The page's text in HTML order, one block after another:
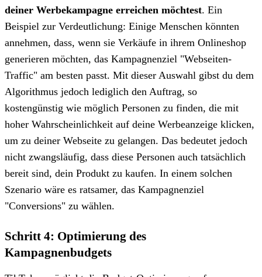
deiner Werbekampagne erreichen möchtest. Ein
Beispiel zur Verdeutlichung: Einige Menschen könnten
annehmen, dass, wenn sie Verkäufe in ihrem Onlineshop
generieren möchten, das Kampagnenziel "Webseiten-
Traffic" am besten passt. Mit dieser Auswahl gibst du dem
Algorithmus jedoch lediglich den Auftrag, so
kostengünstig wie möglich Personen zu finden, die mit
hoher Wahrscheinlichkeit auf deine Werbeanzeige klicken,
um zu deiner Webseite zu gelangen. Das bedeutet jedoch
nicht zwangsläufig, dass diese Personen auch tatsächlich
bereit sind, dein Produkt zu kaufen. In einem solchen
Szenario wäre es ratsamer, das Kampagnenziel
"Conversions" zu wählen.
Schritt 4: Optimierung des
Kampagnenbudgets